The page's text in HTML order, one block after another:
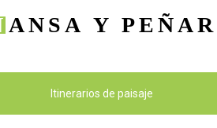
ANSA Y
Itinerarios de paisaje